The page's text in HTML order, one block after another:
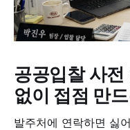
공공입찰 사
없이 접점 만
발주처에 연락하면 싫